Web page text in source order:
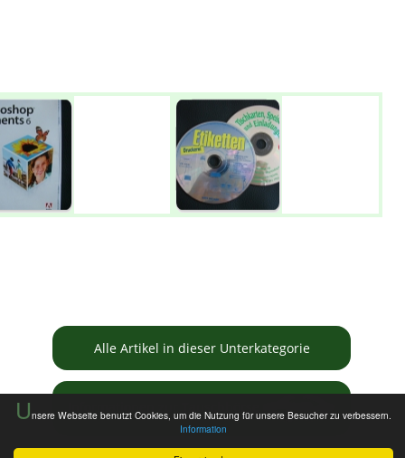
Unsere Webseite benutzt Cookies, um die Nutzung für unsere Besucher zu verbessern.
Information
Alle Artikel in dieser Unterkategorie